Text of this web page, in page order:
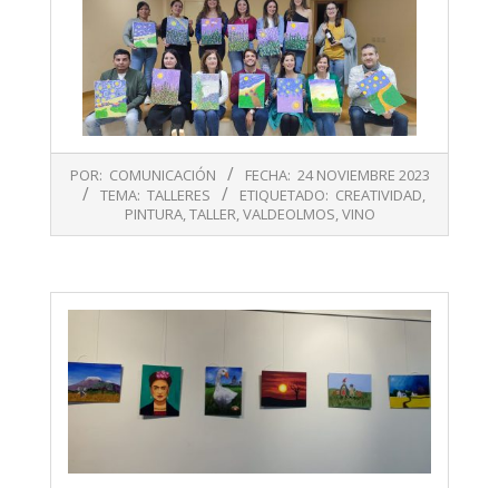
11-
POR: COMUNICACIÓN FECHA: 24 NOVIEMBRE 2023
TEMA: TALLERES ETIQUETADO: CREATIVIDAD,
PINTURA,TALLER,VALDEOLMOS,VINO